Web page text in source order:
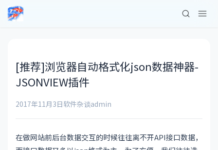
[推荐]浏览器自动格式化json数据神器-
JSONVIEW插件
2017年11月3日软件杂谈admin
在做网站前后台数据交互的时候往往离不开API接口数据，